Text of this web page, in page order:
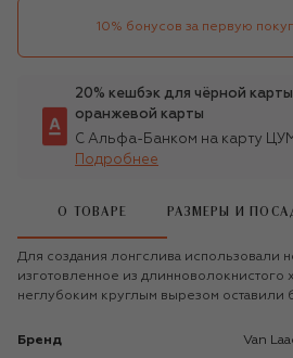
10% бонусов за первую
20% кешбэк для чёрной
оранжевой карты
С Альфа-Банком на карту
Подробнее
О ТОВАРЕ РАЗМЕРЫ И
Для создания лонгслива использовали
изготовленное из длинноволокнистого
неглубоким круглым вырезом оставили
Бренд Van